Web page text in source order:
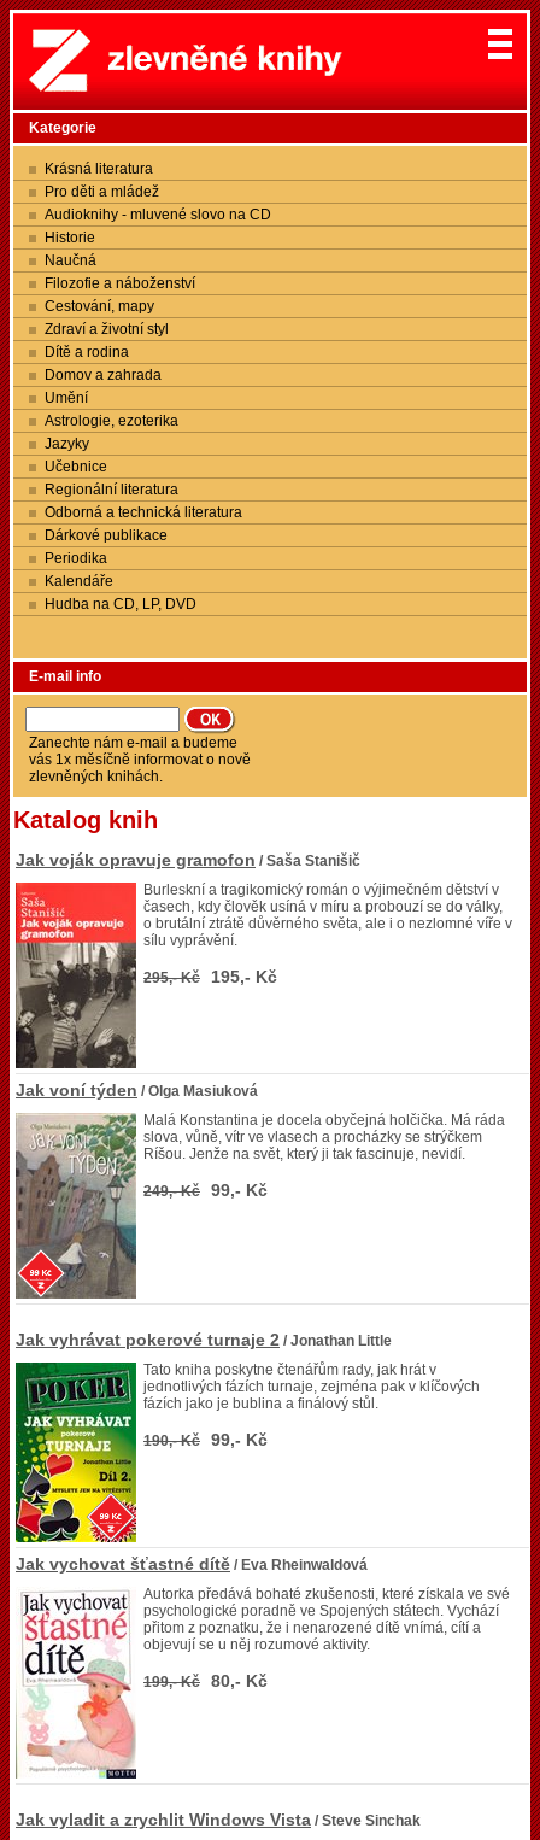
Kategorie
Krásná literatura
Pro děti a mládež
Audioknihy - mluvené slovo na CD
Historie
Naučná
Filozofie a náboženství
Cestování, mapy
Zdraví a životní styl
Dítě a rodina
Domov a zahrada
Umění
Astrologie, ezoterika
Jazyky
Učebnice
Regionální literatura
Odborná a technická literatura
Dárkové publikace
Periodika
Kalendáře
Hudba na CD, LP, DVD
E-mail info
Zanechte nám e-mail a budeme
vás 1x měsíčně informovat o nově
zlevněných knihách.
Katalog knih
Jak voják opravuje gramofon / Saša Stanišič
Burleskní a tragikomický román o výjimečném dětství v
časech, kdy člověk usíná v míru a probouzí se do války,
o brutální ztrátě důvěrného světa, ale i o nezlomné víře v
sílu vyprávění.
295,- Kč 195,- Kč
Jak voní týden / Olga Masiuková
Malá Konstantina je docela obyčejná holčička. Má ráda
slova, vůně, vítr ve vlasech a procházky se strýčkem
Ríšou. Jenže na svět, který ji tak fascinuje, nevidí.
249,- Kč 99,- Kč
Jak vyhrávat pokerové turnaje 2 / Jonathan Little
Tato kniha poskytne čtenářům rady, jak hrát v
jednotlivých fázích turnaje, zejména pak v klíčových
fázích jako je bublina a finálový stůl.
190,- Kč 99,- Kč
Jak vychovat šťastné dítě / Eva Rheinwaldová
Autorka předává bohaté zkušenosti, které získala ve své
psychologické poradně ve Spojených státech. Vychází
přitom z poznatku, že i nenarozené dítě vnímá, cítí a
objevují se u něj rozumové aktivity.
199,- Kč 80,- Kč
Jak vyladit a zrychlit Windows Vista / Steve Sinchak